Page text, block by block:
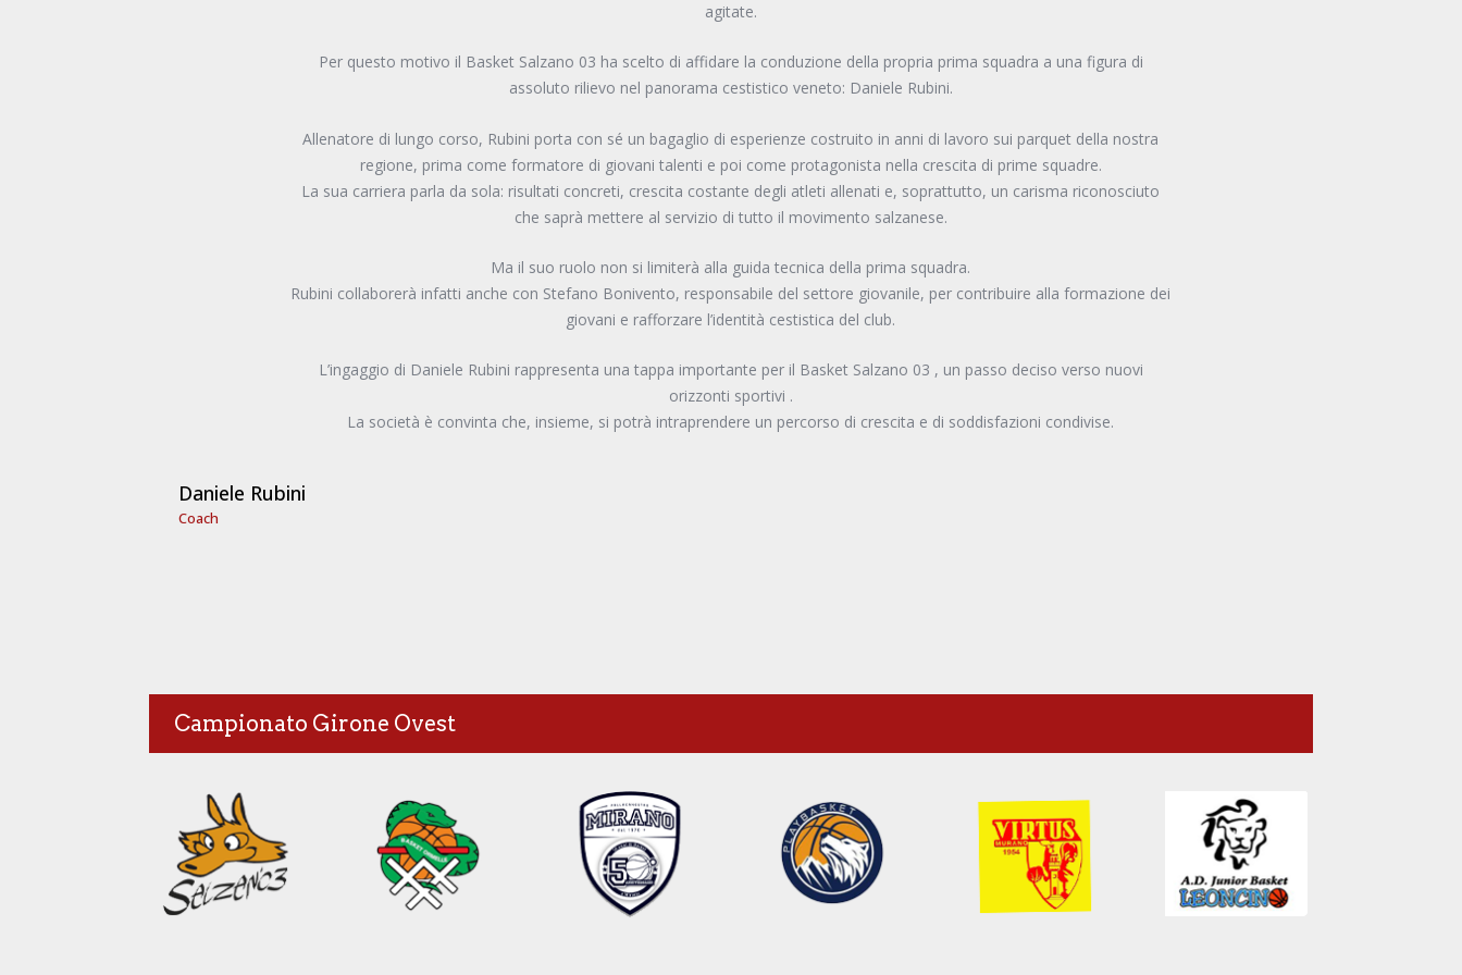
agitate.
Per questo motivo il Basket Salzano 03 ha scelto di affidare la conduzione della propria prima squadra a una figura di
assoluto rilievo nel panorama cestistico veneto: Daniele Rubini.
Allenatore di lungo corso, Rubini porta con sé un bagaglio di esperienze costruito in anni di lavoro sui parquet della nostra
regione, prima come formatore di giovani talenti e poi come protagonista nella crescita di prime squadre.
La sua carriera parla da sola: risultati concreti, crescita costante degli atleti allenati e, soprattutto, un carisma riconosciuto
che saprà mettere al servizio di tutto il movimento salzanese.
Ma il suo ruolo non si limiterà alla guida tecnica della prima squadra.
Rubini collaborerà infatti anche con Stefano Bonivento, responsabile del settore giovanile, per contribuire alla formazione dei
giovani e rafforzare l’identità cestistica del club.
L’ingaggio di Daniele Rubini rappresenta una tappa importante per il Basket Salzano 03 , un passo deciso verso nuovi
orizzonti sportivi .
La società è convinta che, insieme, si potrà intraprendere un percorso di crescita e di soddisfazioni condivise.
Daniele Rubini
Coach
Campionato Girone Ovest